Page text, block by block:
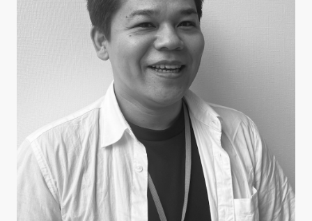
クライアント事例
セミナー
ニュース
お問い合わせ 採用情報